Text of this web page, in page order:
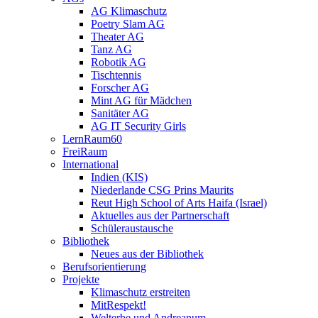
AG Klimaschutz
Poetry Slam AG
Theater AG
Tanz AG
Robotik AG
Tischtennis
Forscher AG
Mint AG für Mädchen
Sanitäter AG
AG IT Security Girls
LernRaum60
FreiRaum
International
Indien (KIS)
Niederlande CSG Prins Maurits
Reut High School of Arts Haifa (Israel)
Aktuelles aus der Partnerschaft
Schüleraustausche
Bibliothek
Neues aus der Bibliothek
Berufsorientierung
Projekte
Klimaschutz erstreiten
MitRespekt!